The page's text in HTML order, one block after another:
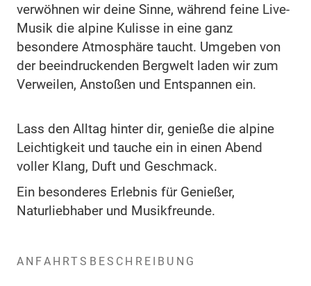
verwöhnen wir deine Sinne, während feine Live-
Musik die alpine Kulisse in eine ganz
besondere Atmosphäre taucht. Umgeben von
der beeindruckenden Bergwelt laden wir zum
Verweilen, Anstoßen und Entspannen ein.
Lass den Alltag hinter dir, genieße die alpine
Leichtigkeit und tauche ein in einen Abend
voller Klang, Duft und Geschmack.
Ein besonderes Erlebnis für Genießer,
Naturliebhaber und Musikfreunde.
ANFAHRTSBESCHREIBUNG